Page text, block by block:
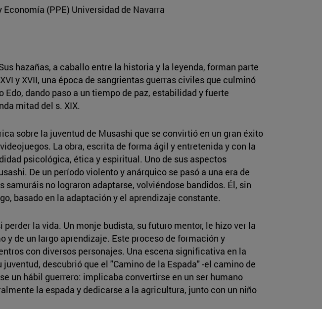
(PPE) Universidad de Navarra
hazañas, a caballo entre la historia y la leyenda, forman parte
y XVII, una época de sangrientas guerras civiles que culminó
dando paso a un tiempo de paz, estabilidad y fuerte
mitad del s. XIX.
sobre la juventud de Musashi que se convirtió en un gran éxito
La obra, escrita de forma ágil y entretenida y con la
psicológica, ética y espiritual. Uno de sus aspectos
De un período violento y anárquico se pasó a una era de
no lograron adaptarse, volviéndose bandidos. Él, sin
basado en la adaptación y el aprendizaje constante.
la vida. Un monje budista, su futuro mentor, le hizo ver la
de un largo aprendizaje. Este proceso de formación y
con diversos personajes. Una escena significativa en la
descubrió que el "Camino de la Espada" -el camino de
un hábil guerrero: implicaba convertirse en un ser humano
la espada y dedicarse a la agricultura, junto con un niño